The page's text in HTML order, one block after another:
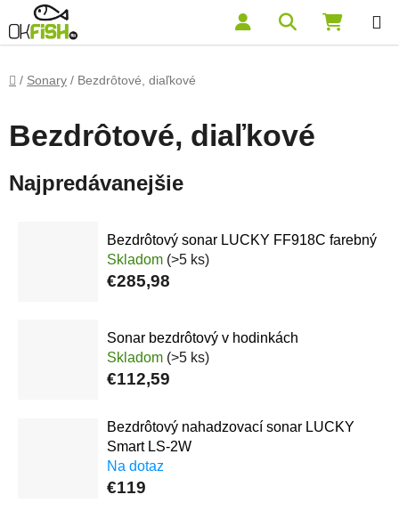
Prejsť na obsah Hľadať
Domov
/ Sonary / Bezdrôtové, diaľkové
Bezdrôtové, diaľkové
Najpredávanejšie
Bezdrôtový sonar LUCKY FF918C farebný
Skladom (>5 ks)
€285,98
Sonar bezdrôtový v hodinkách
Skladom (>5 ks)
€112,59
Bezdrôtový nahadzovací sonar LUCKY
Smart LS-2W
Na dotaz
€119